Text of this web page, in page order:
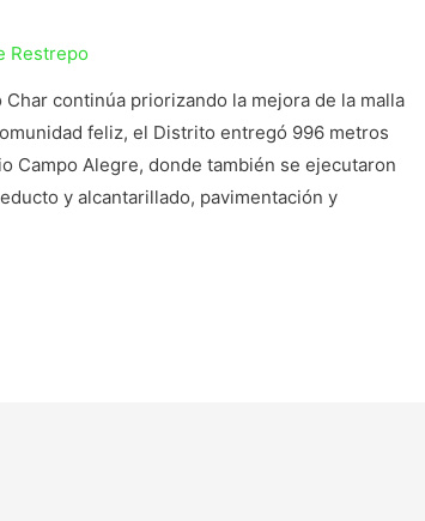
Restrepo
continúa priorizando la mejora de la malla
feliz, el Distrito entregó 996 metros
Campo Alegre, donde también se ejecutaron
y alcantarillado, pavimentación y